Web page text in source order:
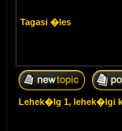
Tagasi �les
Lehek�lg 1, lehek�lgi